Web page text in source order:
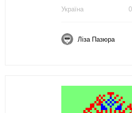
Україна
Ліза Пазюра